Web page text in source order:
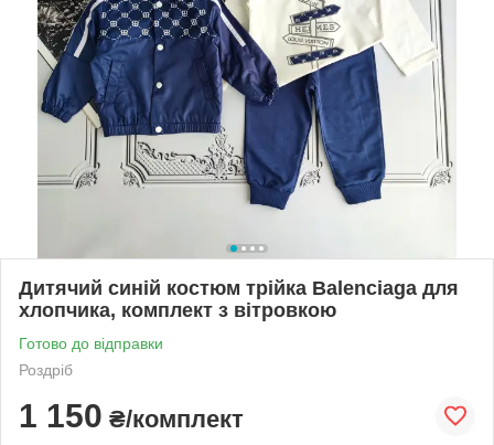
Дитячий синій костюм трійка Balenciaga для
хлопчика, комплект з вітровкою
Готово до відправки
Роздріб
1 150 ₴/комплект